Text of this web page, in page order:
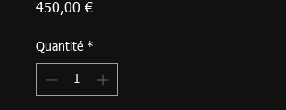
450,00 €Prix
Quantité *